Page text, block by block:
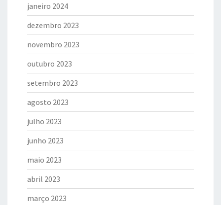
janeiro 2024
dezembro 2023
novembro 2023
outubro 2023
setembro 2023
agosto 2023
julho 2023
junho 2023
maio 2023
abril 2023
março 2023